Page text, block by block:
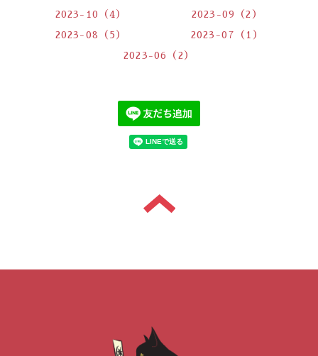
2023-10（4） 2023-09（2）
2023-08（5） 2023-07（1）
2023-06（2）